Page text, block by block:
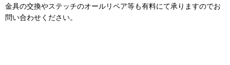
金具の交換やステッチのオールリペア等も有料にて承りますのでお
問い合わせください。